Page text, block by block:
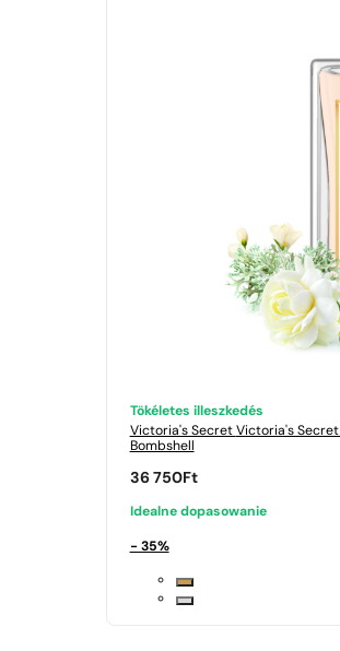
Tökéletes illeszkedés
Victoria's Secret Victoria's Secret |
Bombshell
36 750Ft
Idealne dopasowanie
- 35%